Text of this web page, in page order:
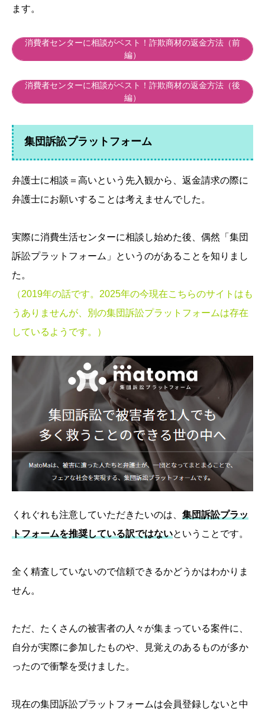
ます。
消費者センターに相談がベスト！詐欺商材の返金方法（前
編）
消費者センターに相談がベスト！詐欺商材の返金方法（後
編）
集団訴訟プラットフォーム
弁護士に相談＝高いという先入観から、返金請求の際に
弁護士にお願いすることは考えませんでした。
実際に消費生活センターに相談し始めた後、偶然「集団
訴訟プラットフォーム」というのがあることを知りまし
た。
（2019年の話です。2025年の今現在こちらのサイトはも
うありませんが、別の集団訴訟プラットフォームは存在
しているようです。）
くれぐれも注意していただきたいのは、 集団訴訟プラッ
トフォームを推奨している訳ではないということです。
全く精査していないので信頼できるかどうかはわかりま
せん。
ただ、たくさんの被害者の人々が集まっている案件に、
自分が実際に参加したものや、見覚えのあるものが多か
ったので衝撃を受けました。
現在の集団訴訟プラットフォームは会員登録しないと中